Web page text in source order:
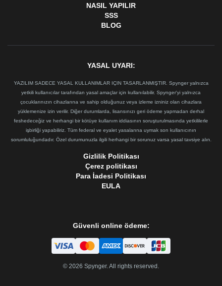
NASIL YAPILIR
SSS
BLOG
YASAL UYARI:
YAZILIM SADECE YASAL KULLANIMLAR IÇIN TASARLANMIŞTIR. Spynger yalnızca
yetkili kullanıcılar tarafından yasal amaçlar için kullanılabilir. Spynger'yi yalnızca
çocuklarınızın cihazlarına ve sahip olduğunuz veya izleme izniniz olan cihazlara
yüklemenize izin verilir. Diğer durumlarda, lisansınızı geri ödeme yapmadan derhal
feshedeceğiz ve herhangi bir kötüye kullanım iddiasının soruşturulmasında yetkililerle
işbirliği yapabiliriz. Tüm federal ve eyalet yasalarına uymak son kullanıcının
sorumluluğundadır. Özel durumunuzla ilgili herhangi bir sorunuz varsa yasal tavsiye alın.
Gizlilik Politikası
Çerez politikası
Para İadesi Politikası
EULA
Güvenli online ödeme:
© 2026 Spynger. All rights reserved.